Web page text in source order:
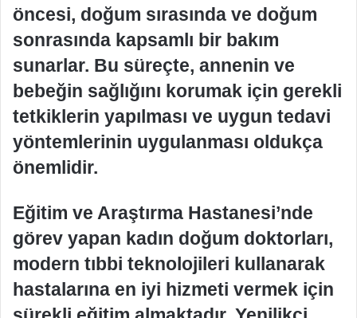
öncesi, doğum sırasında ve doğum
sonrasında kapsamlı bir bakım
sunarlar. Bu süreçte, annenin ve
bebeğin sağlığını korumak için gerekli
tetkiklerin yapılması ve uygun tedavi
yöntemlerinin uygulanması oldukça
önemlidir.
Eğitim ve Araştırma Hastanesi’nde
görev yapan kadın doğum doktorları,
modern tıbbi teknolojileri kullanarak
hastalarına en iyi hizmeti vermek için